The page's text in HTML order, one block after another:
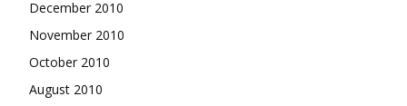
December 2010
November 2010
October 2010
August 2010